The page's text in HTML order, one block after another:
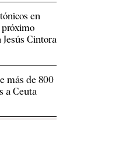
en
próximo
Cintora
más de 800
a Ceuta